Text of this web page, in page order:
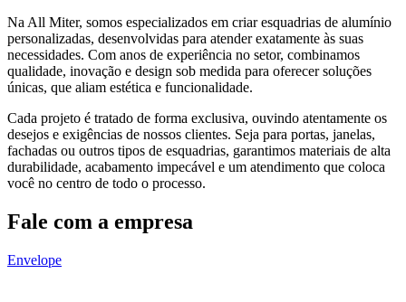
Na All Miter, somos especializados em criar esquadrias de alumínio
personalizadas, desenvolvidas para atender exatamente às suas
necessidades. Com anos de experiência no setor, combinamos
qualidade, inovação e design sob medida para oferecer soluções
únicas, que aliam estética e funcionalidade.
Cada projeto é tratado de forma exclusiva, ouvindo atentamente os
desejos e exigências de nossos clientes. Seja para portas, janelas,
fachadas ou outros tipos de esquadrias, garantimos materiais de alta
durabilidade, acabamento impecável e um atendimento que coloca
você no centro de todo o processo.
Fale com a empresa
Envelope